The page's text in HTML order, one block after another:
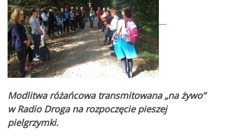
Modlitwa różańcowa transmitowana „na żywo”
w Radio Droga na rozpoczęcie pieszej
pielgrzymki.